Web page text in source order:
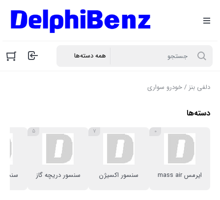
دلفی بنز / خودرو سواری
دسته‌ها
ایرمس mass air
0
سنسور اکسیژن
7
سنسور دریچه گاز
5